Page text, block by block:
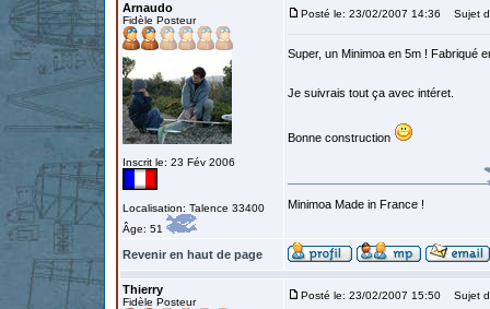
Arnaudo
Fidèle Posteur
Inscrit le: 23 Fév 2006
Localisation: Talence 33400
Âge: 51
Posté le: 23/02/2007 14:36 Sujet
Super, un Minimoa en 5m ! Fabriqué
Je suivrais tout ça avec intéret.
Bonne construction
Minimoa Made in France !
Revenir en haut de page
Thierry
Fidèle Posteur
Posté le: 23/02/2007 15:50 Sujet